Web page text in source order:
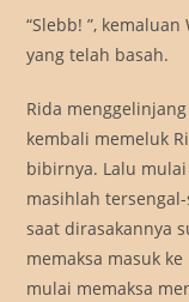
“Slebb! ”,
yang telah basah.
Rida
kembali memeluk
bibirnya. Lalu
masihlah
saat dirasakannya
memaksa masuk
mulai memaksa